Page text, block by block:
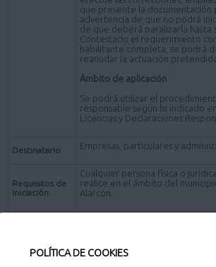
POLÍTICA DE COOKIES
que presente la documentación
advertencia de que no podrá
de que deberá paralizarla hasta
Contestado el requerimiento
habilitante completa, se podrá
reanudar la actuación
Ámbito de aplicación
Se podrá utilizar el
responsable según lo indicado
Licencias y Declaraciones
Destinatario Empresas, particulares y
Requisitos de
iniciación
Cualquier persona física o
realice en el ámbito del
Alarcón.
- En el Registro Electrónico del